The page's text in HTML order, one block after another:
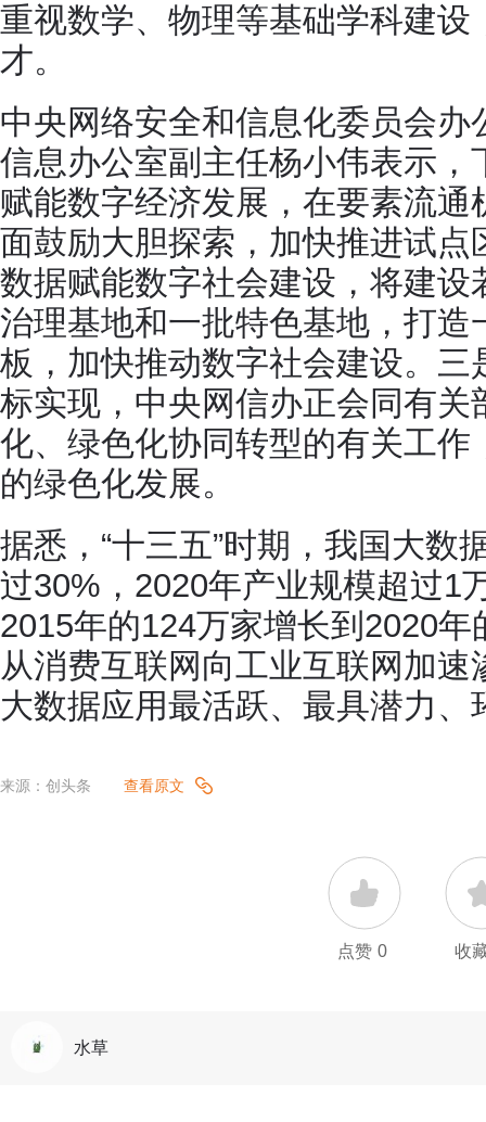
重视数学、物理等基础学科建
才。
中央网络安全和信息化委员会
信息办公室副主任杨小伟表示
赋能数字经济发展，在要素流
面鼓励大胆探索，加快推进试
数据赋能数字社会建设，将建
治理基地和一批特色基地，打造
板，加快推动数字社会建设。三
标实现，中央网信办正会同有关
化、绿色化协同转型的有关工
的绿色化发展。
据悉，“十三五”时期，我国大数
过30%，2020年产业规模超过1
2015年的124万家增长到2020
从消费互联网向工业互联网加
大数据应用最活跃、最具潜力
来源：创头条 查看原文
点赞 0 收
水草